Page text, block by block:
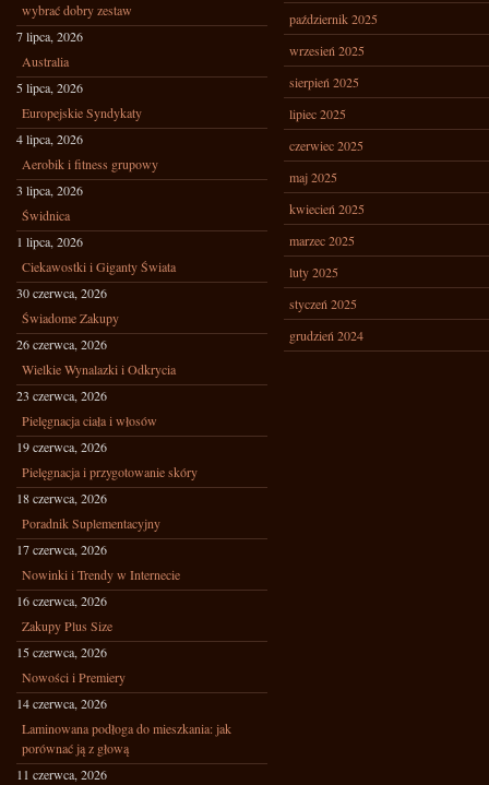
wybrać dobry zestaw
7 lipca, 2026
Australia
5 lipca, 2026
Europejskie Syndykaty
4 lipca, 2026
Aerobik i fitness grupowy
3 lipca, 2026
Świdnica
1 lipca, 2026
Ciekawostki i Giganty Świata
30 czerwca, 2026
Świadome Zakupy
26 czerwca, 2026
Wielkie Wynalazki i Odkrycia
23 czerwca, 2026
Pielęgnacja ciała i włosów
19 czerwca, 2026
Pielęgnacja i przygotowanie skóry
18 czerwca, 2026
Poradnik Suplementacyjny
17 czerwca, 2026
Nowinki i Trendy w Internecie
16 czerwca, 2026
Zakupy Plus Size
15 czerwca, 2026
Nowości i Premiery
14 czerwca, 2026
Laminowana podłoga do mieszkania: jak
porównać ją z głową
11 czerwca, 2026
październik 2025
wrzesień 2025
sierpień 2025
lipiec 2025
czerwiec 2025
maj 2025
kwiecień 2025
marzec 2025
luty 2025
styczeń 2025
grudzień 2024